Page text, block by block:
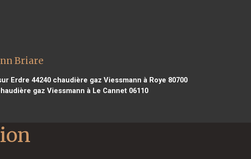
Briare
Erdre 44240chaudière gaz Viessmann à Roye 80700
gaz Viessmann à Le Cannet 06110